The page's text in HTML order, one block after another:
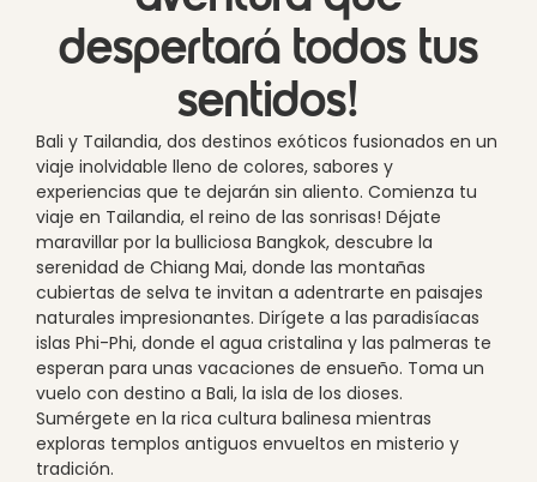
despertará todos tus
sentidos!
Bali y Tailandia, dos destinos exóticos fusionados en un
viaje inolvidable lleno de colores, sabores y
experiencias que te dejarán sin aliento. Comienza tu
viaje en Tailandia, el reino de las sonrisas! Déjate
maravillar por la bulliciosa Bangkok, descubre la
serenidad de Chiang Mai, donde las montañas
cubiertas de selva te invitan a adentrarte en paisajes
naturales impresionantes. Dirígete a las paradisíacas
islas Phi-Phi, donde el agua cristalina y las palmeras te
esperan para unas vacaciones de ensueño. Toma un
vuelo con destino a Bali, la isla de los dioses.
Sumérgete en la rica cultura balinesa mientras
exploras templos antiguos envueltos en misterio y
tradición.